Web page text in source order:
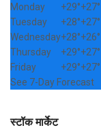
Monday
+29°+27°
Tuesday
+28°+27°
Wednesday+28°+26°
Thursday
+29°+27°
Friday
+29°+27°
See 7-Day Forecast
स्टॉक मार्केट